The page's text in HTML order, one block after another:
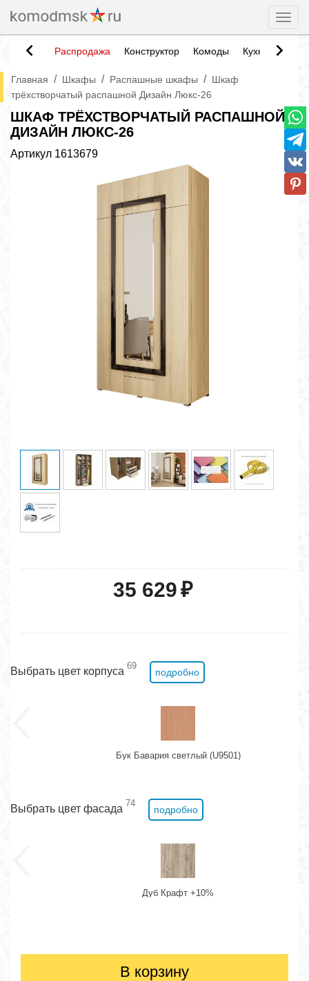
Распродажа Конструктор Комоды Кухни
Главная / Шкафы / Распашные шкафы / Шкаф
трёхстворчатый распашной Дизайн Люкс-26
ШКАФ ТРЁХСТВОРЧАТЫЙ РАСПАШНОЙ
ДИЗАЙН ЛЮКС-26
Артикул 1613679
35 629₽
Выбрать цвет корпуса 69
подробно
Бук Бавария светлый (U9501)
Выбрать цвет фасада 74
подробно
Дуб Крафт +10%
В корзину